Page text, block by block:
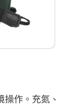
作。充氮、